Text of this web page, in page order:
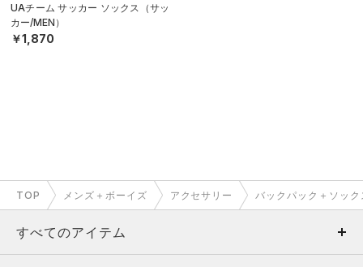
UAチーム サッカー ソックス（サッ
カー/MEN）
￥1,870
TOP メンズ＋ボーイズ アクセサリー バックパック＋ソック
すべてのアイテム